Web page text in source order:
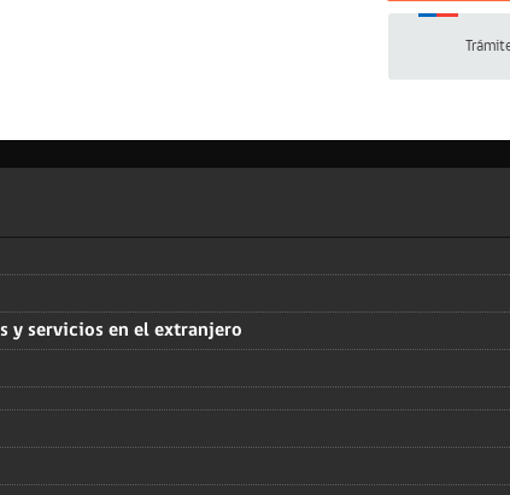
y servicios en el extranjero